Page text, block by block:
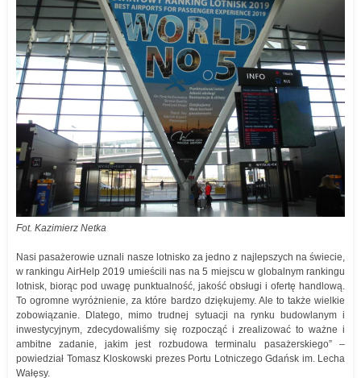
Fot. Kazimierz Netka
Nasi pasażerowie uznali nasze lotnisko za jedno z najlepszych na świecie,
w rankingu AirHelp 2019 umieścili nas na 5 miejscu w globalnym rankingu
lotnisk, biorąc pod uwagę punktualność, jakość obsługi i ofertę handlową.
To ogromne wyróżnienie, za które bardzo dziękujemy. Ale to także wielkie
zobowiązanie. Dlatego, mimo trudnej sytuacji na rynku budowlanym i
inwestycyjnym, zdecydowaliśmy się rozpocząć i zrealizować to ważne i
ambitne zadanie, jakim jest rozbudowa terminalu pasażerskiego” –
powiedział Tomasz Kloskowski prezes Portu Lotniczego Gdańsk im. Lecha
Wałęsy.